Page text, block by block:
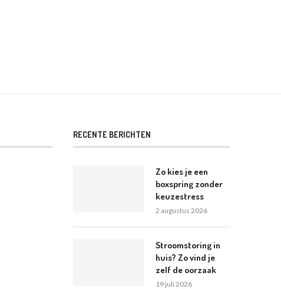
RECENTE BERICHTEN
Zo kies je een
boxspring zonder
keuzestress
2 augustus 2026
Stroomstoring in
huis? Zo vind je
zelf de oorzaak
19 juli 2026